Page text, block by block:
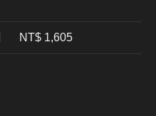
NT$ 1,605